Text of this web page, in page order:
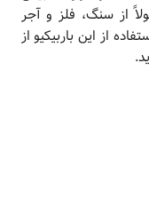
از سنگ، فلز و آجر
از این باربیکیو از